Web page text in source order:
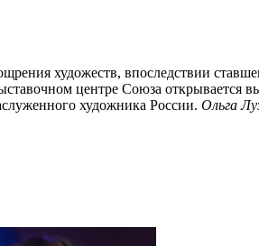
художеств, впоследствии
центре Союза открывается
художника России. Ольга